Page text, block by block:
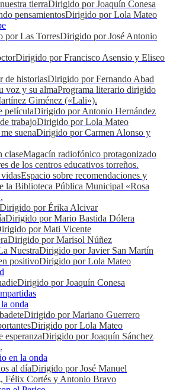
tierraDirigido por Joaquín Conesa
pensamientosDirigido por Lola Mateo
por Las TorresDirigido por José Antonio
Dirigido por Francisco Asensio y Eliseo
de historiasDirigido por Fernando Abad
voz y su almaPrograma literario dirigido
Giménez («Lali»).
películaDirigido por Antonio Hernández
trabajoDirigido por Lola Mateo
suenaDirigido por Carmen Alonso y
claseMagacín radiofónico protagonizado
de los centros educativos torreños.
Espacio sobre recomendaciones y
la Biblioteca Pública Municipal «Rosa
Dirigido por Érika Alcivar
Dirigido por Mario Bastida Dólera
por Mati Vicente
Dirigido por Marisol Núñez
NuestraDirigido por Javier San Martín
positivoDirigido por Lola Mateo
Dirigido por Joaquín Conesa
onda
Dirigido por Mariano Guerrero
Dirigido por Lola Mateo
esperanzaDirigido por Joaquín Sánchez
en la onda
al díaDirigido por José Manuel
Félix Cortés y Antonio Bravo